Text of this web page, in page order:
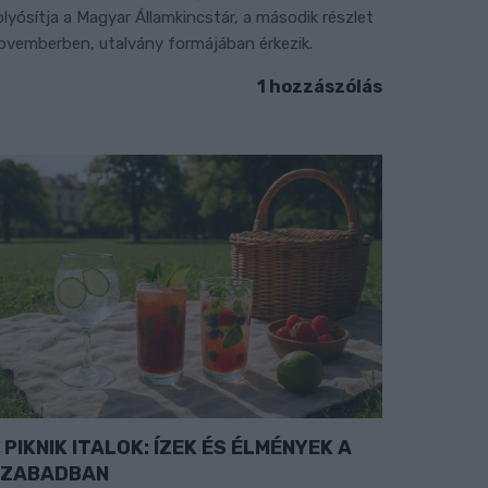
a Magyar Államkincstár, a második részlet
utalvány formájában érkezik.
1 hozzászólás
PIKNIK ITALOK: ÍZEK ÉS ÉLMÉNYEK A